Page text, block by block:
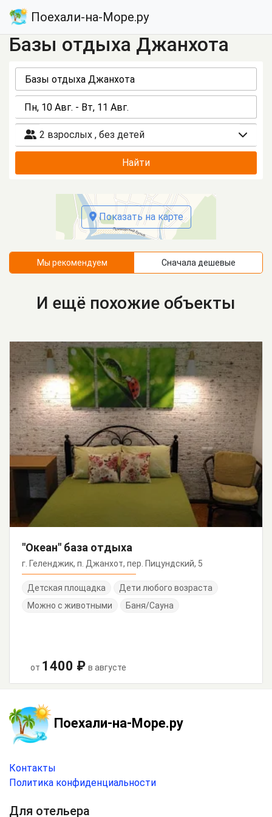
Поехали-на-Море.ру
Базы отдыха Джанхота
2 взрослых , без детей
Найти
Показать на карте
Мы рекомендуем Сначала дешевые
И ещё похожие объекты
"Океан" база отдыха
г. Геленджик, п. Джанхот, пер. Пицундский, 5
Детская площадка
Дети любого возраста
Можно с животными
Баня/Сауна
от 1400 ₽ в августе
Поехали-на-Море.ру
Контакты
Политика конфиденциальности
Для отельера